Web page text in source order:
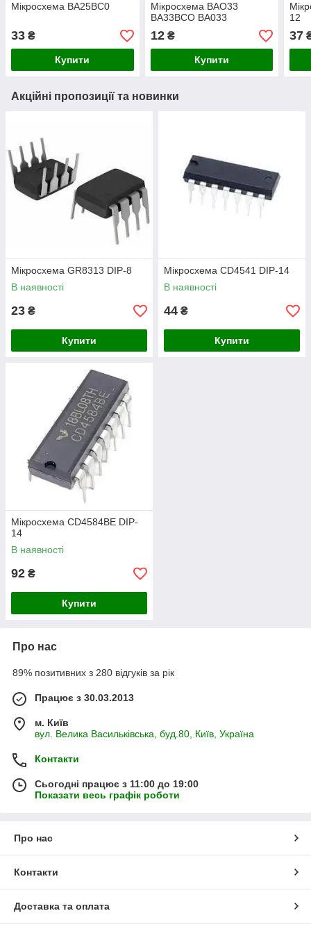
Мікросхема BA25BC0
33 ₴
Купити
Мікросхема BAO33
BA33BCO BA033
12₴
Купити
12
37
Акційні пропозиції та новинки
Мікросхема GR8313 DIP-8
В наявності
23 ₴
Купити
Мікросхема СD4541 DIP-14
В наявності
44 ₴
Купити
Мікросхема CD4584BE DIP-
14
В наявності
92 ₴
Купити
Про нас
89% позитивних з 280 відгуків за рік
Працює з 30.03.2013
м. Київ
вул. Велика Васильківська, буд.80, Київ, Україна
Контакти
Сьогодні працює з 11:00 до 19:00
Показати весь графік роботи
Про нас
Контакти
Доставка та оплата